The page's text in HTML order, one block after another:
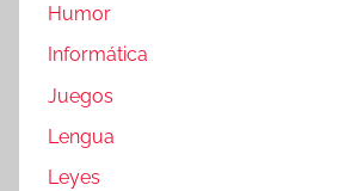
Humor
Informática
Juegos
Lengua
Leyes